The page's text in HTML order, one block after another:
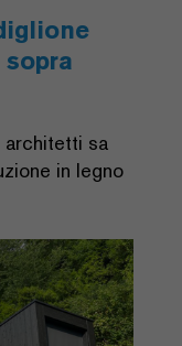
sopra
sa
in legno
Next